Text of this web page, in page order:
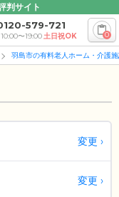
判サイト
579-721
〜19:00土日祝OK 0
羽島市の有料老人ホーム・介護
変更
変更